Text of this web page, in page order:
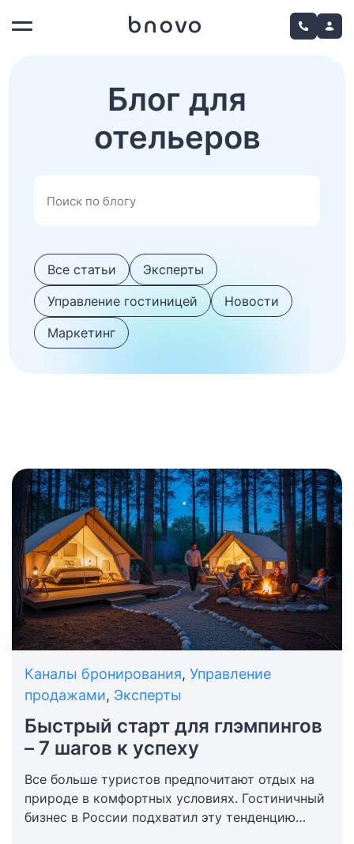
Блог для
отельеров
Все статьи
Эксперты
Управление гостиницей
Новости
Маркетинг
Каналы бронирования, Управление
продажами, Эксперты
Быстрый старт для глэмпингов
– 7 шагов к успеху
Все больше туристов предпочитают отдых на
природе в комфортных условиях. Гостиничный
бизнес в России подхватил эту тенденцию